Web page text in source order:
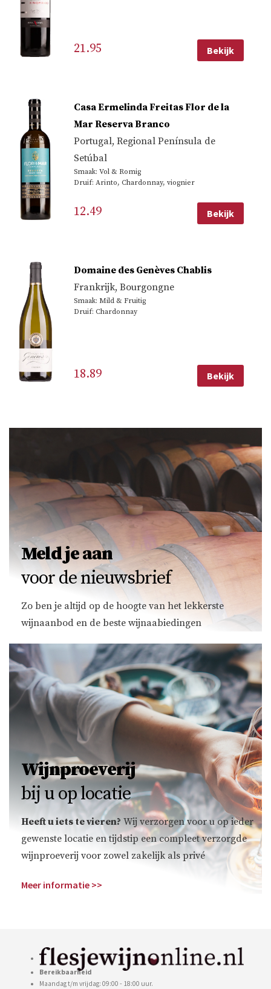
21.95 Bekijk
Casa Ermelinda Freitas Flor de la
Mar Reserva Branco
Portugal, Regional Península de
Setúbal
Smaak: Vol & Romig
Druif: Arinto, Chardonnay, viognier
12.49 Bekijk
Domaine des Genèves Chablis
Frankrijk, Bourgongne
Smaak: Mild & Fruitig
Druif: Chardonnay
18.89 Bekijk
Meld je aan
voor de nieuwsbrief
Zo ben je altijd op de hoogte van het lekkerste
wijnaanbod en de beste wijnaabiedingen
Wijnproeverij
bij u op locatie
Heeft u iets te vieren? Wij verzorgen voor u op ieder
gewenste locatie en tijdstip een compleet verzorgde
wijnproeverij voor zowel zakelijk als privé
Meer informatie >>
Bereikbaarheid
Maandag t/m vrijdag: 09:00 - 18:00 uur.